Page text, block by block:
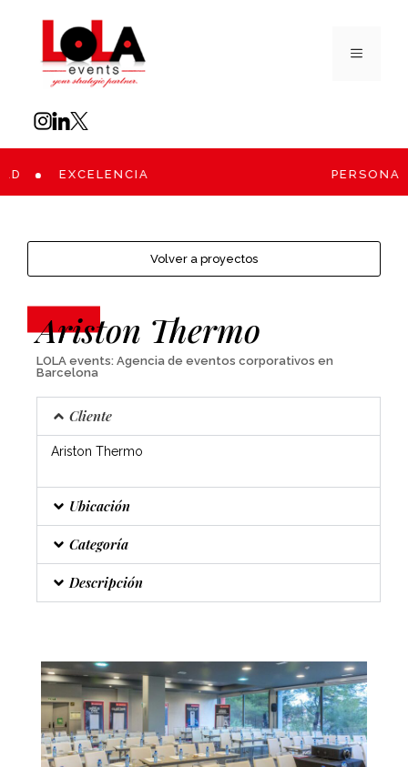
EXCELENCIA
Volver a proyectos
Ariston Thermo
LOLA events: Agencia de eventos corporativos en
Barcelona
Cliente
Ariston Thermo
Ubicación
Categoría
Descripción